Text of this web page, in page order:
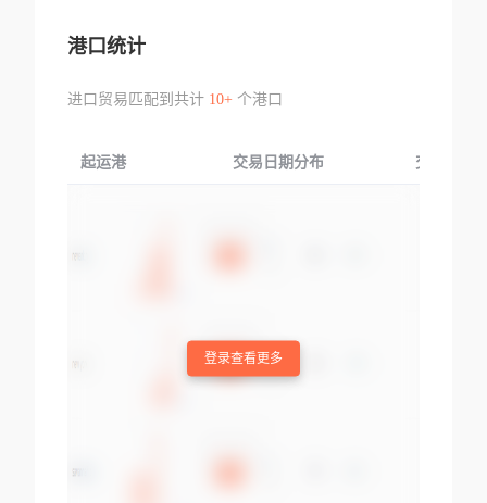
港口统计
进口贸易匹配到共计 10+个港口
起运港 交易日期分布 交易产品
登录查看更多